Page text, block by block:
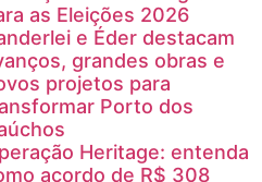
as Eleições 2026
e Éder destacam
grandes obras e
projetos para
Porto dos
Heritage: entenda
acordo de R$ 308